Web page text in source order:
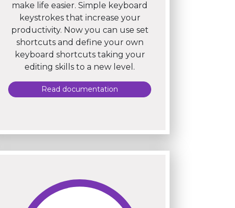
make life easier. Simple keyboard
keystrokes that increase your
productivity. Now you can use set
shortcuts and define your own
keyboard shortcuts taking your
editing skills to a new level.
Read documentation